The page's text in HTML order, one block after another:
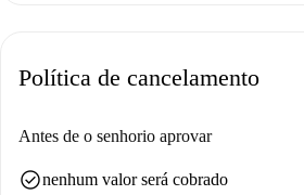
conveniente a várias comodidades e atrações
Bar, ambos a uma curta distância a pé. Esta
aprimorando sua experiência de vida.
Política de cancelamento
Antes de o senhorio aprovar
check_circlenenhum valor será cobrado